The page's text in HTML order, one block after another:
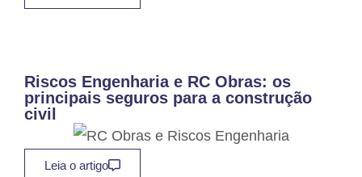
Riscos Engenharia e RC Obras: os
principais seguros para a construção
civil
Leia o artigo